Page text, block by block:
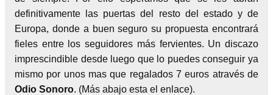
definitivamente las puertas del resto del estado y de
Europa, donde a buen seguro su propuesta encontrará
fieles entre los seguidores más fervientes. Un discazo
imprescindible desde luego que lo puedes conseguir ya
mismo por unos mas que regalados 7 euros através de
Odio Sonoro. (Más abajo esta el enlace).